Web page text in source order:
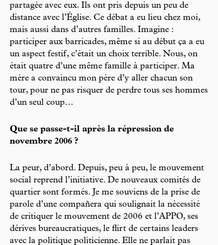
partagée avec eux. Ils ont pris depuis un peu de
distance avec l’Église. Ce débat a eu lieu chez moi,
mais aussi dans d’autres familles. Imagine :
participer aux barricades, même si au début ça a eu
un aspect festif, c’était un choix terrible. Nous, on
était quatre d’une même famille à participer. Ma
mère a convaincu mon père d’y aller chacun son
tour, pour ne pas risquer de perdre tous ses hommes
d’un seul coup…
Que se passe-t-il après la répression de
novembre 2006 ?
La peur, d’abord. Depuis, peu à peu, le mouvement
social reprend l’initiative. De nouveaux comités de
quartier sont formés. Je me souviens de la prise de
parole d’une compañera qui soulignait la nécessité
de critiquer le mouvement de 2006 et l’APPO, ses
dérives bureaucratiques, le flirt de certains leaders
avec la politique politicienne. Elle ne parlait pas